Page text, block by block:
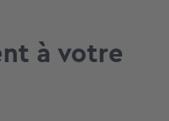
à votre